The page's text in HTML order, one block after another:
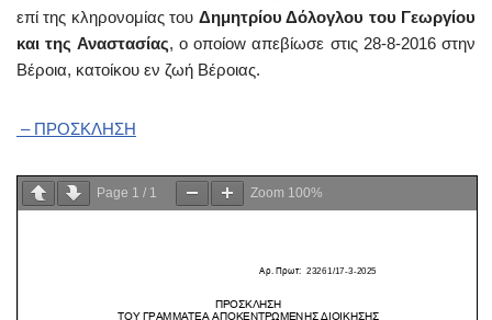
επί της κληρονομίας του Δημητρίου Δόλογλου του Γεωργίου
και της Αναστασίας, o οποίow απεβίωσε στις 28-8-2016 στην
Βέροια, κατοίκου εν ζωή Βέροιας.
– ΠΡΟΣΚΛΗΣΗ
Page 1 / 1 Zoom 100%